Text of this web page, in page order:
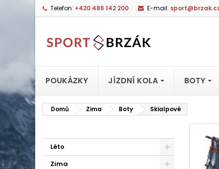
Telefon: +420 486 142 200 E-mail:
POUKÁZKY JÍZDNÍ KOLA BOTY
Domů Zima Boty Skialpové
Léto
Zima